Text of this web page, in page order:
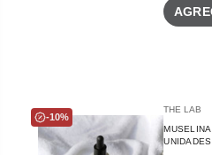
-10%
THE LAB